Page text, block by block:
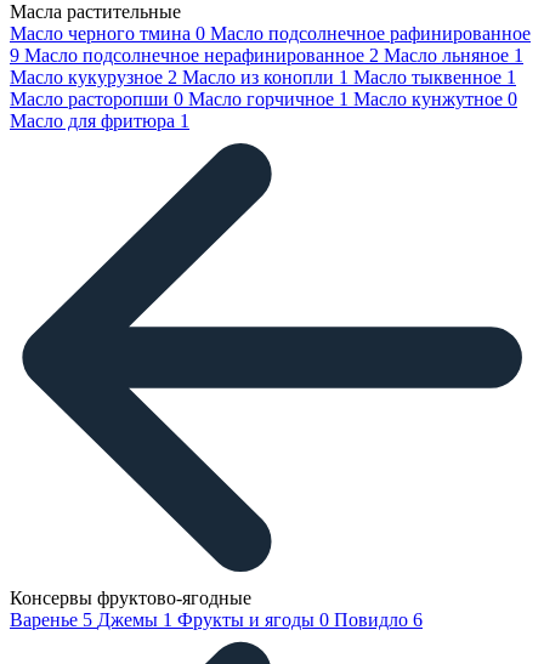
Масла растительные
Масло черного тмина 0 Масло подсолнечное рафинированное
9 Масло подсолнечное нерафинированное 2 Масло льняное 1
Масло кукурузное 2 Масло из конопли 1 Масло тыквенное 1
Масло расторопши 0 Масло горчичное 1 Масло кунжутное 0
Масло для фритюра 1
Консервы фруктово-ягодные
Варенье 5 Джемы 1 Фрукты и ягоды 0 Повидло 6